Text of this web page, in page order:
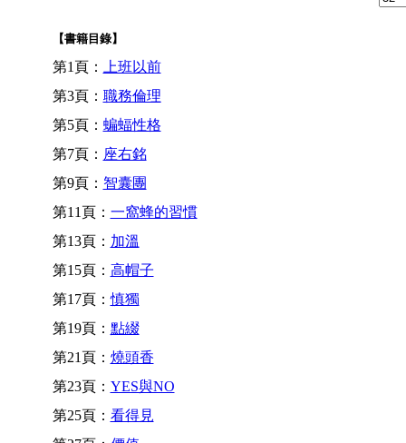
【書籍目錄】
第1頁：
上班以前
第3頁： 職務倫理
第5頁： 蝙蝠性格
第7頁： 座右銘
第9頁： 智囊團
第11頁： 一窩蜂的習慣
第13頁： 加溫
第15頁： 高帽子
第17頁：慎獨
第19頁： 點綴
第21頁： 燒頭香
第23頁： YES與NO
第25頁： 看得見